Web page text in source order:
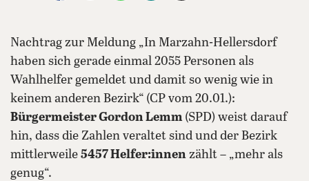
Nachtrag zur Meldung „In Marzahn-Hellersdorf
haben sich gerade einmal 2055 Personen als
Wahlhelfer gemeldet und damit so wenig wie in
keinem anderen Bezirk“ (CP vom 20.01.):
Bürgermeister Gordon Lemm (SPD) weist darauf
hin, dass die Zahlen veraltet sind und der Bezirk
mittlerweile 5457 Helfer:innen zählt – „mehr als
genug“.